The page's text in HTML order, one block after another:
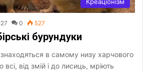
0 527
бурундуки
в самому низу харчового
від змій і до лисиць, мріють